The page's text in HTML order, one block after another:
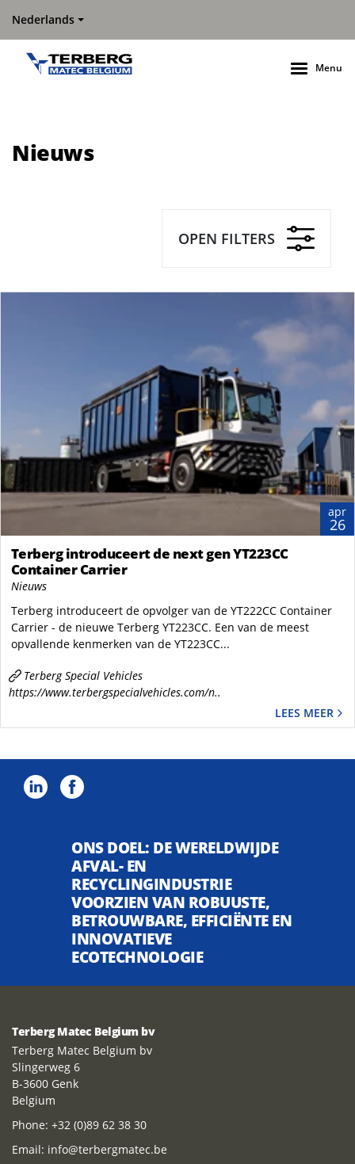
Nederlands
Menu
Nieuws
OPEN FILTERS
apr
26
Terberg introduceert de next gen YT223CC
Container Carrier
Nieuws
Terberg introduceert de opvolger van de YT222CC Container
Carrier - de nieuwe Terberg YT223CC. Een van de meest
opvallende kenmerken van de YT223CC...
Terberg Special Vehicles
https://www.terbergspecialvehicles.com/n..
LEES MEER
ONS DOEL: DE WERELDWIJDE
AFVAL- EN
RECYCLINGINDUSTRIE
VOORZIEN VAN ROBUUSTE,
BETROUWBARE, EFFICIËNTE EN
INNOVATIEVE
ECOTECHNOLOGIE
Terberg Matec Belgium bv
Terberg Matec Belgium bv
Slingerweg 6
B-3600 Genk
Belgium
Phone: +32 (0)89 62 38 30
Email: info@terbergmatec.be